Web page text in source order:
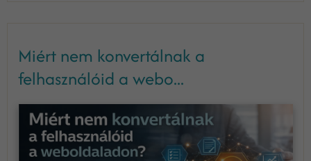
Miért nem konvertálnak a
felhasználóid a webo...